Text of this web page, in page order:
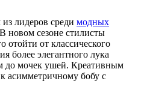
лидеров среди модных
В новом сезоне стилисты
от классического
более элегантного лука
до мочек ушей. Креативным
асимметричному бобу с